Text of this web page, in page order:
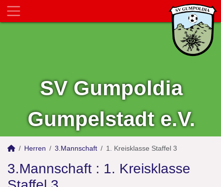
SV Gumpoldia
Gumpelstadt e.V.
Herren 3.Mannschaft 1. Kreisklasse Staffel 3
3.Mannschaft : 1. Kreisklasse